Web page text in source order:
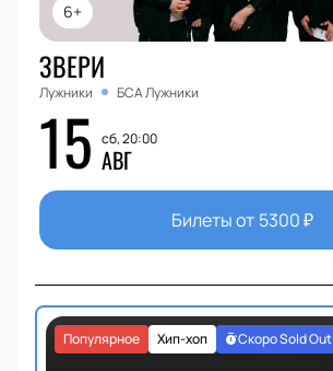
6+
ЗВЕРИ
Лужники БСА Лужники
15 сб, 20:00
АВГ
Билеты от 5300₽
Хип-хоп
Популярное Скоро Sold Out